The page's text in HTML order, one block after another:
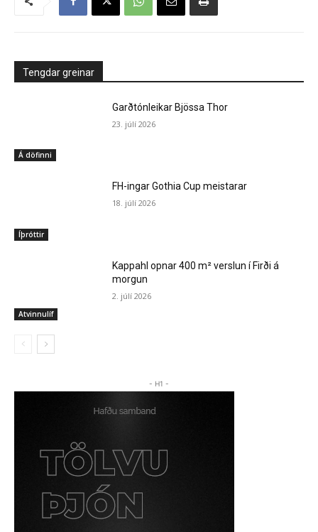
Tengdar greinar
Á döfinni
Garðtónleikar Bjössa Thor
23. júlí 2026
Íþróttir
FH-ingar Gothia Cup meistarar
18. júlí 2026
Atvinnulíf
Kappahl opnar 400 m² verslun í Firði á
morgun
2. júlí 2026
- H1 -